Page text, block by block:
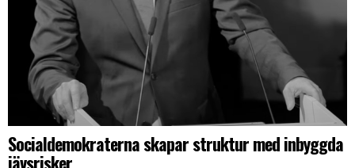
Socialdemokraterna skapar struktur med inbyggda
jävsrisker